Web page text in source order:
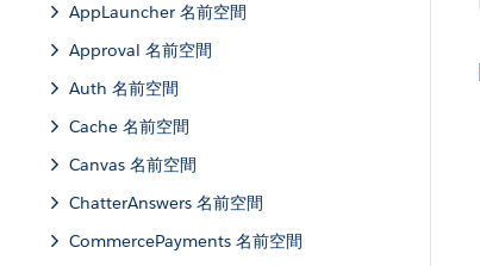
AppLauncher 名前空間
Approval 名前空間
Auth 名前空間
Cache 名前空間
Canvas 名前空間
ChatterAnswers 名前空間
CommercePayments 名前空間